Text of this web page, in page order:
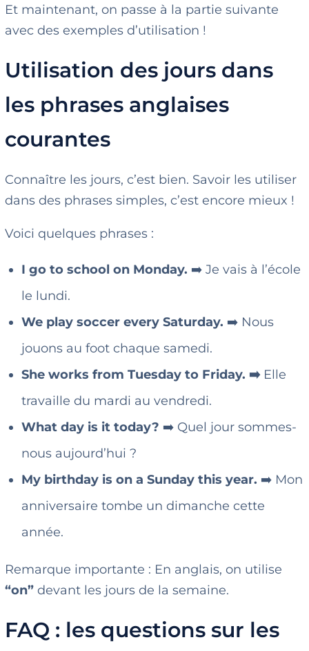
Et maintenant, on passe à la partie suivante
avec des exemples d’utilisation !
Utilisation des jours dans
les phrases anglaises
courantes
Connaître les jours, c’est bien. Savoir les utiliser
dans des phrases simples, c’est encore mieux !
Voici quelques phrases :
I go to school on Monday. ➡️ Je vais à l’école
le lundi.
We play soccer every Saturday. ➡️ Nous
jouons au foot chaque samedi.
She works from Tuesday to Friday. ➡️Elle
travaille du mardi au vendredi.
What day is it today? ➡️ Quel jour sommes-
nous aujourd’hui ?
My birthday is on a Sunday this year. ➡️ Mon
anniversaire tombe un dimanche cette
année.
Remarque importante : En anglais, on utilise
“on” devant les jours de la semaine.
FAQ : les questions sur les